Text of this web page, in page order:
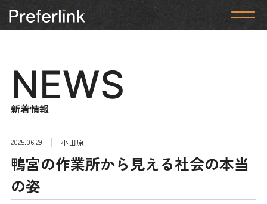
NEWS
新着情報
2025.06.29 小田原
鴨宮の作業所から見える社会の本当
の姿